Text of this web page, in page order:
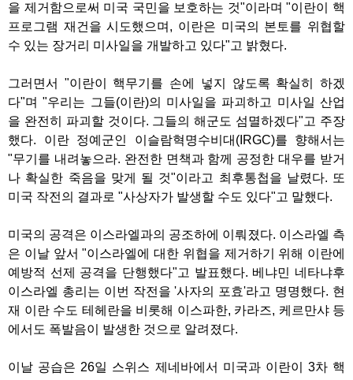
을 제거함으로써 미국 국민을 보호하는 것"이라며 "이란이 핵
프로그램 재건을 시도했으며, 이란은 미국의 본토를 위협할
수 있는 장거리 미사일을 개발하고 있다"고 밝혔다.
그러면서 "이란이 핵무기를 손에 넣지 않도록 확실히 하겠
다"며 "우리는 그들(이란)의 미사일을 파괴하고 미사일 산업
을 완전히 파괴할 것이다. 그들의 해군도 섬멸하겠다"고 주장
했다. 이란 정예군인 이슬람혁명수비대(IRGC)를 향해서는
"무기를 내려놓으라. 완전한 면책과 함께 공정한 대우를 받거
나 확실한 죽음을 맞게 될 것"이라고 최후통첩을 날렸다. 또
미국 작전의 결과로 "사상자가 발생할 수도 있다"고 말했다.
미국의 공격은 이스라엘과의 공조하에 이뤄졌다. 이스라엘 측
은 이날 앞서 "이스라엘에 대한 위협을 제거하기 위해 이란에
예방적 선제 공격을 단행했다"고 발표했다. 베냐민 네타냐후
이스라엘 총리는 이번 작전을 '사자의 포효'라고 명명했다. 현
재 이란 수도 테헤란을 비롯해 이스파한, 카라즈, 케르만샤 등
에서도 폭발음이 발생한 것으로 알려졌다.
이날 공습은 26일 스위스 제네바에서 미국과 이란이 3차 핵